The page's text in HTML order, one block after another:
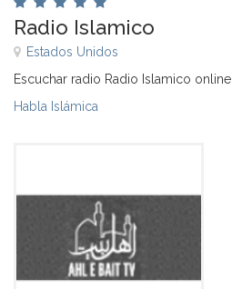
Radio Islamico
Estados Unidos
Escuchar radio Radio Islamico online
Habla Islámica